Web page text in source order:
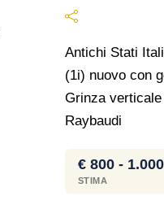
Antichi Stati
(1i) nuovo con
Grinza
Raybaudi
€ 800 - 1.000
STIMA